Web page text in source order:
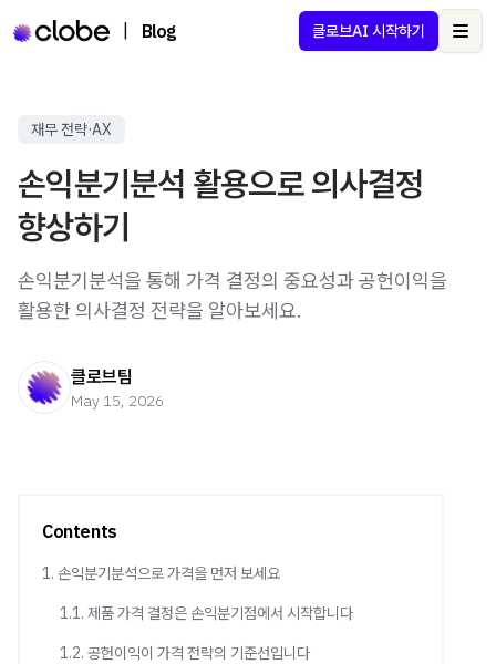
Blog 클로브AI 시작하기
재무 전략·AX
손익분기분석 활용으로 의사결정
향상하기
손익분기분석을 통해 가격 결정의 중요성과 공헌이익을
활용한 의사결정 전략을 알아보세요.
클로브팀
May 15, 2026
Contents
1. 손익분기분석으로 가격을 먼저 보세요
1.1. 제품 가격 결정은 손익분기점에서 시작합니다
1.2. 공헌이익이 가격 전략의 기준선입니다